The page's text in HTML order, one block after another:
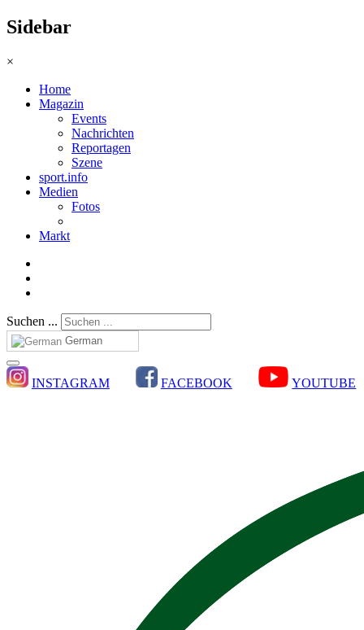
Sidebar
×
Home
Magazin
Events
Nachrichten
Reportagen
Szene
sport.info
Medien
Fotos
Markt
Suchen ...
German
INSTAGRAM FACEBOOK YOUTUBE